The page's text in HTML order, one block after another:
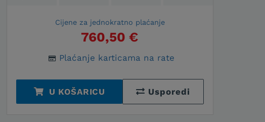
Cijene za jednokratno plaćanje
760,50 €
Plaćanje karticama na rate
U KOŠARICU Usporedi